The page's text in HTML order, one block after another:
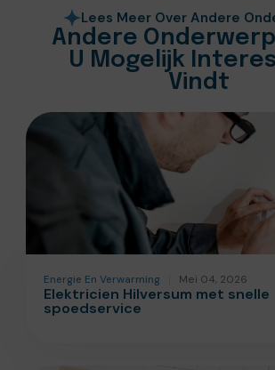
Lees Meer Over Andere
Andere
U Mogelijk
Vindt
Energie En Verwarming Mei 04, 2026
Elektricien Hilversum met snelle
spoedservice